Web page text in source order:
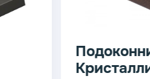
Подоконник
Кристаллит цвет